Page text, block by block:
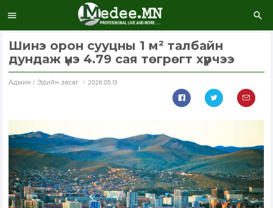
Шинэ орон сууцны 1 м² талбайн
дундаж үнэ 4.79 сая төгрөгт хүрчээ
Aдмин / Эдийн засаг 2026.05.13